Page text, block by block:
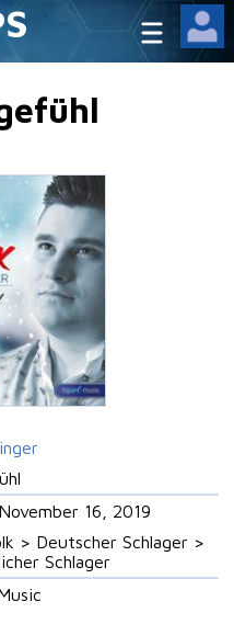
16, 2019
> Deutscher Schlager >
Schlager